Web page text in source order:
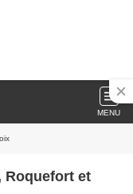
MENU
Roquefort et